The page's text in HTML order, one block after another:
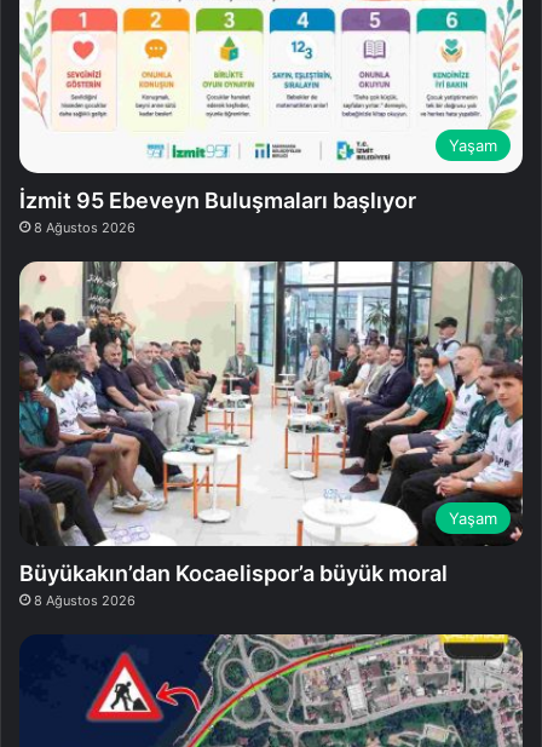
Yaşam
İzmit 95 Ebeveyn Buluşmaları başlıyor
8 Ağustos 2026
Yaşam
Büyükakın’dan Kocaelispor’a büyük moral
8 Ağustos 2026